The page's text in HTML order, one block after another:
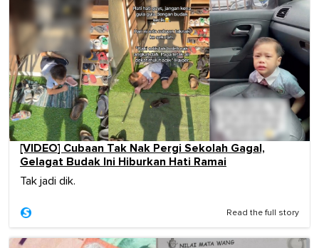
[VIDEO] Cubaan Tak Nak Pergi Sekolah Gagal,
Gelagat Budak Ini Hiburkan Hati Ramai
Tak jadi dik.
Read the full story